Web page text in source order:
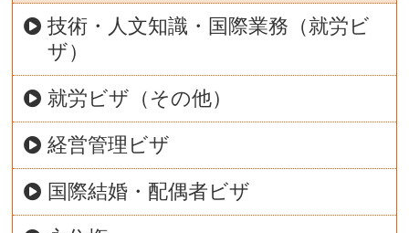
技術・人文知識・国際業務（就労ビ
ザ）
就労ビザ（その他）
経営管理ビザ
国際結婚・配偶者ビザ